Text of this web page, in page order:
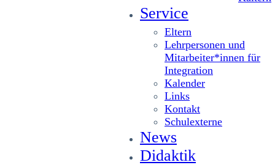
Service
Eltern
Lehrpersonen und
Mitarbeiter*innen für
Integration
Kalender
Links
Kontakt
Schulexterne
News
Didaktik